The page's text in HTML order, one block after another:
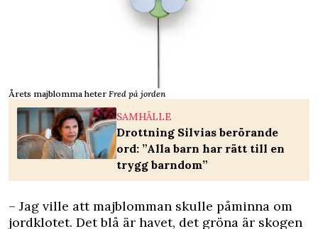
Årets majblomma heter Fred på jorden
SAMHÄLLE
Drottning Silvias berörande
ord: ”Alla barn har rätt till en
trygg barndom”
– Jag ville att majblomman skulle påminna om
jordklotet. Det blå är havet, det gröna är skogen